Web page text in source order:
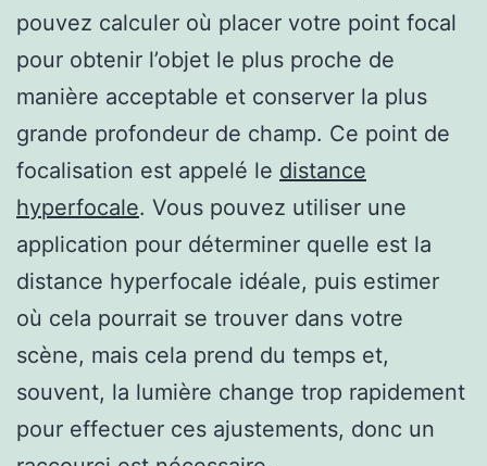
pouvez calculer où placer votre point focal
pour obtenir l’objet le plus proche de
manière acceptable et conserver la plus
grande profondeur de champ. Ce point de
focalisation est appelé le distance
hyperfocale. Vous pouvez utiliser une
application pour déterminer quelle est la
distance hyperfocale idéale, puis estimer
où cela pourrait se trouver dans votre
scène, mais cela prend du temps et,
souvent, la lumière change trop rapidement
pour effectuer ces ajustements, donc un